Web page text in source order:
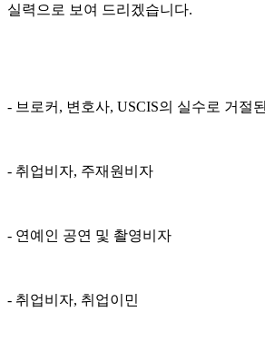
실력으로 보여 드리겠습니다.
- 브로커, 변호사, USCIS의 실수로 거절
- 취업비자, 주재원비자
- 연예인 공연 및 촬영비자
- 취업비자, 취업이민